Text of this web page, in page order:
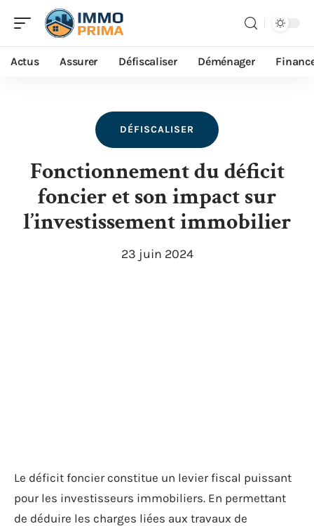
Actus Assurer Défiscaliser Déménager
DÉFISCALISER
Fonctionnement du déficit
foncier et son impact sur
l’investissement immobilier
23 juin 2024
Le déficit foncier constitue un levier fiscal puissant
pour les investisseurs immobiliers. En permettant
de déduire les charges liées aux travaux de